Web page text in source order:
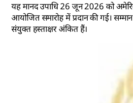
यह मानद उपाधि 26 जून 2026 को
आयोजित समारोह में प्रदान की गई।
संयुक्त हस्ताक्षर अंकित हैं।